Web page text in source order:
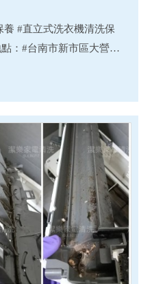
#直立式洗衣機清洗保
：#台南市新市區大營里
：#台南市安南區國安街
品牌：LG直立式洗衣機